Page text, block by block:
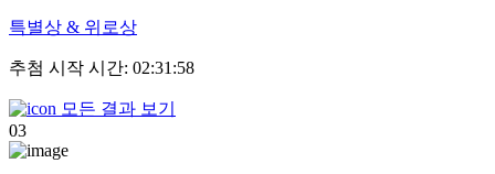
특별상 & 위로상
추첨 시작 시간: 02:31:58
모든 결과 보기
03